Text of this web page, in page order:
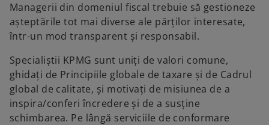
Managerii din domeniul fiscal trebuie să gestioneze
așteptările tot mai diverse ale părților interesate,
într-un mod transparent și responsabil.
Specialiștii KPMG sunt uniți de valori comune,
ghidați de Principiile globale de taxare și de Cadrul
global de calitate, și motivați de misiunea de a
inspira/conferi încredere și de a susține
schimbarea. Pe lângă serviciile de conformare